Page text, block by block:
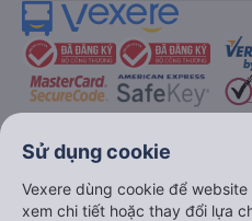
Sử dụng cookie
Vexere dùng cookie để
xem chi tiết hoặc thay đổi lựa